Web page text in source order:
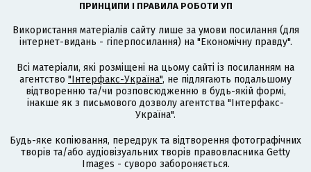
ПРИНЦИПИ І ПРАВИЛА РОБОТИ УП
Використання матеріалів сайту лише за умови посилання (для
інтернет-видань - гіперпосилання) на "Економічну правду".
Всі матеріали, які розміщені на цьому сайті із посиланням на
агентство "Інтерфакс-Україна", не підлягають подальшому
відтворенню та/чи розповсюдженню в будь-якій формі,
інакше як з письмового дозволу агентства "Інтерфакс-
Україна".
Будь-яке копіювання, передрук та відтворення фотографічних
творів та/або аудіовізуальних творів правовласника Getty
Images - суворо забороняється.